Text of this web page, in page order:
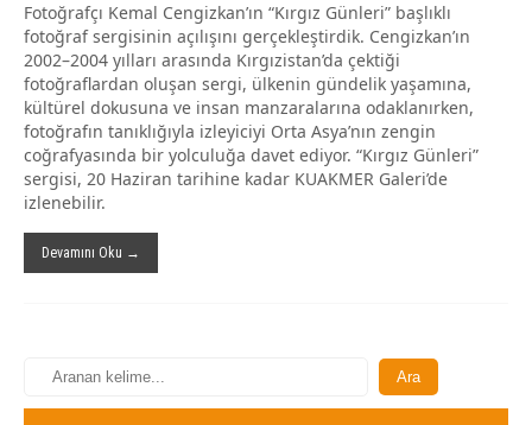
Fotoğrafçı Kemal Cengizkan’ın “Kırgız Günleri” başlıklı
fotoğraf sergisinin açılışını gerçekleştirdik. Cengizkan’ın
2002–2004 yılları arasında Kırgızistan’da çektiği
fotoğraflardan oluşan sergi, ülkenin gündelik yaşamına,
kültürel dokusuna ve insan manzaralarına odaklanırken,
fotoğrafın tanıklığıyla izleyiciyi Orta Asya’nın zengin
coğrafyasında bir yolculuğa davet ediyor. “Kırgız Günleri”
sergisi, 20 Haziran tarihine kadar KUAKMER Galeri’de
izlenebilir.
Devamını Oku →